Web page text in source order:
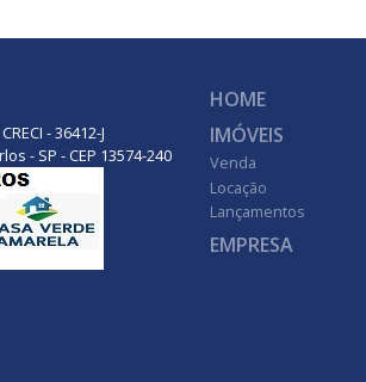
- 36412-J
- SP - CEP 13574-240
HOME
IMÓVEIS
Venda
Locação
Lançamentos
EMPRESA